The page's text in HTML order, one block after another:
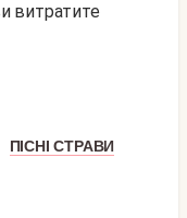
витратите
ПІСНІ СТРАВИ